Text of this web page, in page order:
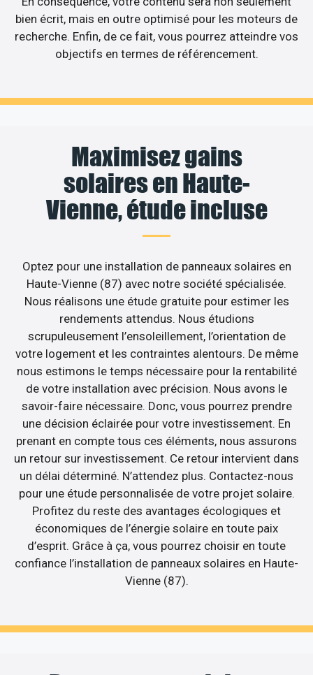
bien écrit, mais en outre optimisé pour les moteurs de
recherche. Enfin, de ce fait, vous pourrez atteindre vos
objectifs en termes de référencement.
Maximisez gains
solaires en Haute-
Vienne, étude incluse
Optez pour une installation de panneaux solaires en
Haute-Vienne (87) avec notre société spécialisée.
Nous réalisons une étude gratuite pour estimer les
rendements attendus. Nous étudions
scrupuleusement l’ensoleillement, l’orientation de
votre logement et les contraintes alentours. De même
nous estimons le temps nécessaire pour la rentabilité
de votre installation avec précision. Nous avons le
savoir-faire nécessaire. Donc, vous pourrez prendre
une décision éclairée pour votre investissement. En
prenant en compte tous ces éléments, nous assurons
un retour sur investissement. Ce retour intervient dans
un délai déterminé. N’attendez plus. Contactez-nous
pour une étude personnalisée de votre projet solaire.
Profitez du reste des avantages écologiques et
économiques de l’énergie solaire en toute paix
d’esprit. Grâce à ça, vous pourrez choisir en toute
confiance l’installation de panneaux solaires en Haute-
Vienne (87).